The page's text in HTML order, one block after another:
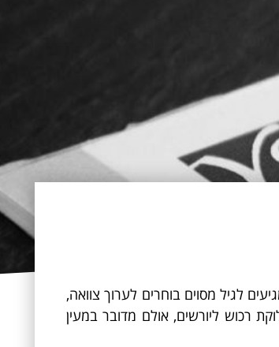
לגיל מסוים בוחרים לערוך צוואה,
רכוש ליורשים, אולם מדובר במעין